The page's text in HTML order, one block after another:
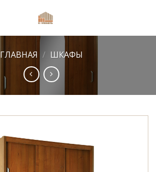
ГЛАВНАЯ / ШКАФЫ